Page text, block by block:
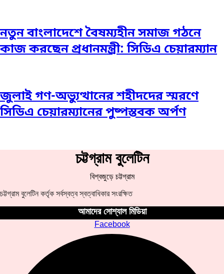
নতুন বাংলাদেশে বৈষম্যহীন সমাজ গঠনে
কাজ করছেন প্রধানমন্ত্রী: সিডিএ চেয়ারম্যান
জুলাই গণ-অভ্যুত্থানের শহীদদের স্মরণে
সিডিএ চেয়ারম্যানের পুষ্পস্তবক অর্পণ
চট্টগ্রাম বুলেটিন
বিশ্বজুড়ে চট্টগ্রাম
চট্টগ্রাম বুলেটিন কর্তৃক সর্বস্বত্ব স্বত্বাধিকার সংরক্ষিত
আমাদের সোশ্যাল মিডিয়া
Facebook